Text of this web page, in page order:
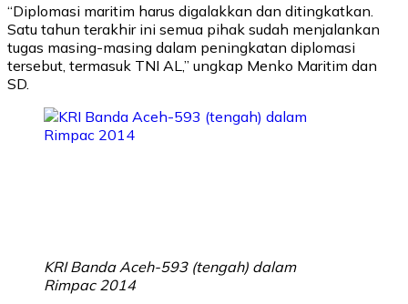
“Diplomasi maritim harus digalakkan dan ditingkatkan.
Satu tahun terakhir ini semua pihak sudah menjalankan
tugas masing-masing dalam peningkatan diplomasi
tersebut, termasuk TNI AL,” ungkap Menko Maritim dan
SD.
KRI Banda Aceh-593 (tengah) dalam
Rimpac 2014